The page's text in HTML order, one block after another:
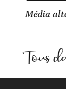
Média